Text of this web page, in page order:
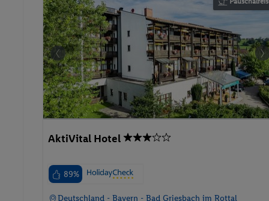
AktiVital Hotel
89%
Deutschland - Bayern - Bad Griesbach im Rottal